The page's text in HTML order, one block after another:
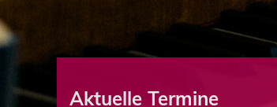
Aktuelle Termine